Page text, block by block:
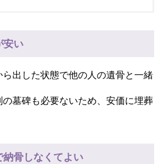
安い
出した状態で他の人の遺骨と一緒
墓碑も必要ないため、安価に埋葬
骨しなくてよい